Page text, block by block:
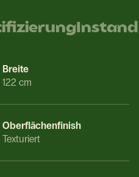
Breite
122 cm
Oberflächenfinish
Texturiert